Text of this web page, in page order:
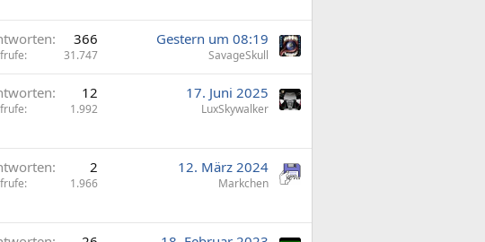
366
31.747
Gestern um 08:19
SavageSkull
12
1.992
17. Juni 2025
LuxSkywalker
2
1.966
12. März 2024
Markchen